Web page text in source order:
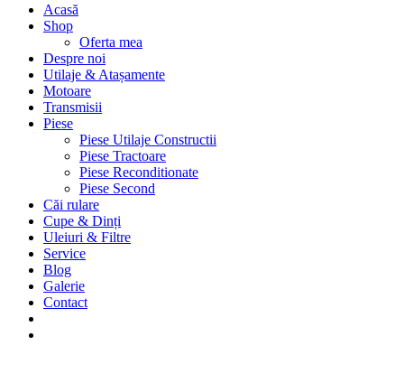
Acasă
Shop
Oferta mea
Despre noi
Utilaje & Atașamente
Motoare
Transmisii
Piese
Piese Utilaje Constructii
Piese Tractoare
Piese Reconditionate
Piese Second
Căi rulare
Cupe & Dinți
Uleiuri & Filtre
Service
Blog
Galerie
Contact